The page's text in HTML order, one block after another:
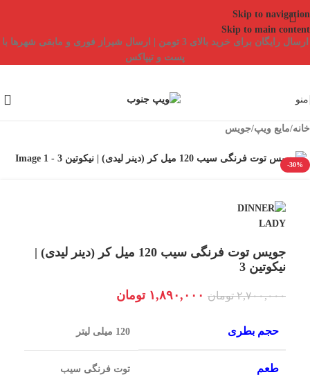
Skip to navigation
Skip to main content
ارسال رایگان برای خرید بالای 3 تومن | ارسال شیراز فوری و مابقی شهرها با
پست و تیپاکس
منو
خانه/مایع ویپ/جویس
-30%
جویس توت فرنگی سیب 120 میل کر (دینر لیدی) |
نیکوتین 3
۲,۷۰۰,۰۰۰ تومان ۱,۸۹۰,۰۰۰ تومان
حجم بطری 120 میلی لیتر
طعم توت فرنگی سیب